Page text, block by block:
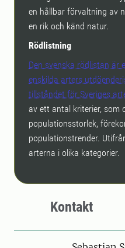
en hållbar förvaltning av
en rik och känd natur.
Rödlistning
Den svenska rödlistan är
enskilda arters
tillståndet för Sveriges
av ett antal kriterier,
populationsstorlek,
populationstrender.
arterna i olika kategorier.
Kontakt